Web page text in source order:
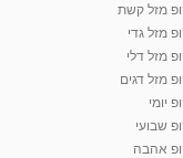
מזל קשת
מזל גדי
מזל דלי
מזל דגים
יומי
שבועי
אהבה